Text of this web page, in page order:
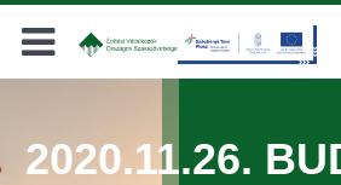
Keresés
2020.11.26.